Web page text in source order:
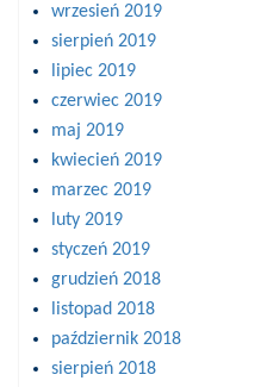
wrzesień 2019
sierpień 2019
lipiec 2019
czerwiec 2019
maj 2019
kwiecień 2019
marzec 2019
luty 2019
styczeń 2019
grudzień 2018
listopad 2018
październik 2018
sierpień 2018